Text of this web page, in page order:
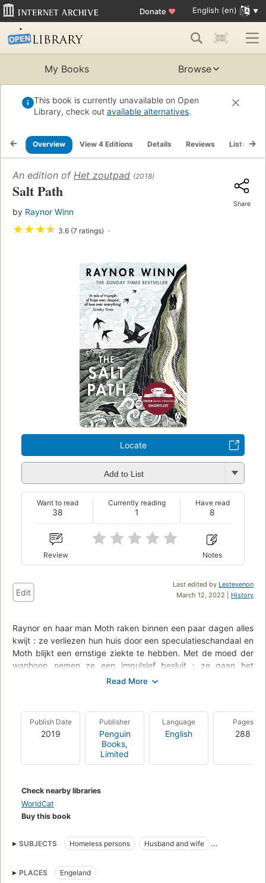
Donate ♥ English (en)
My Books Browse
This book is currently unavailable on Open
Library, check out available alternatives.
Overview View 4 Editions Details Reviews Lists
An edition of Het zoutpad (2018)
Salt Path
by Raynor Winn
★★★★ 3.6 (7 ratings)
Share
Locate
Add to List
38
Want to read
1
Currently reading
8
Have read
Review Notes
Last edited by Lestevenon
March 12, 2022 | History
Edit
Raynor en haar man Moth raken binnen een paar dagen alles
kwijt : ze verliezen hun huis door een speculatieschandaal en
Moth blijkt een ernstige ziekte te hebben. Met de moed der
wanhoop nemen ze een impulsief besluit : ze gaan het
eeuwenoude South West Coast Path lopen, weg van alles en
Engeland. Met elke stap, door iedere ontmoeting, en ondanks
alle moeilijkheden die ze onderweg tegenkomen, verandert
hun tocht verder in een bijzondere ontdekkingsreis
Publish Date
2019
Publisher
Penguin
Books,
Limited
Language
English
Pages
288
Check nearby libraries
WorldCat
Buy this book
SUBJECTS Homeless persons
Husband and wife
Wilderness survival
PLACES Engeland